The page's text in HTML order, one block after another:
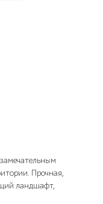
Прочная,
ландшафт,